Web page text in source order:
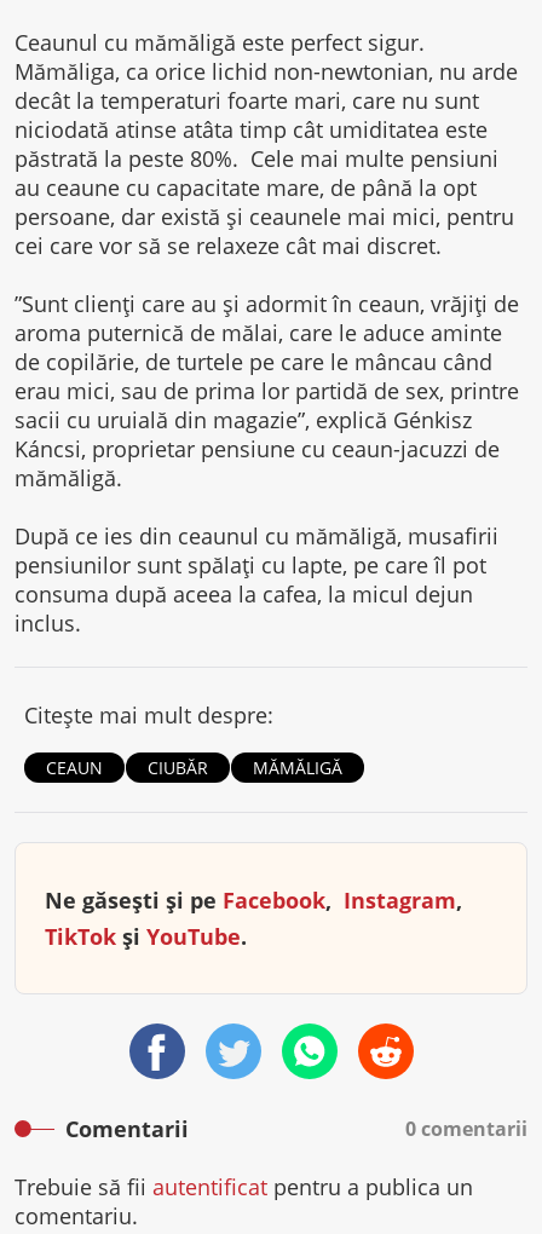
Ceaunul cu mămăligă este perfect sigur.
Mămăliga, ca orice lichid non-newtonian, nu arde
decât la temperaturi foarte mari, care nu sunt
niciodată atinse atâta timp cât umiditatea este
păstrată la peste 80%. Cele mai multe pensiuni
au ceaune cu capacitate mare, de până la opt
persoane, dar există și ceaunele mai mici, pentru
cei care vor să se relaxeze cât mai discret.
”Sunt clienți care au și adormit în ceaun, vrăjiți de
aroma puternică de mălai, care le aduce aminte
de copilărie, de turtele pe care le mâncau când
erau mici, sau de prima lor partidă de sex, printre
sacii cu uruială din magazie”, explică Génkisz
Káncsi, proprietar pensiune cu ceaun-jacuzzi de
mămăligă.
După ce ies din ceaunul cu mămăligă, musafirii
pensiunilor sunt spălați cu lapte, pe care îl pot
consuma după aceea la cafea, la micul dejun
inclus.
Citește mai mult despre:
CEAUN CIUBĂR MĂMĂLIGĂ
Ne găsești și pe Facebook, Instagram,
TikTok și YouTube.
Comentarii 0 comentarii
Trebuie să fii autentificat pentru a publica un
comentariu.